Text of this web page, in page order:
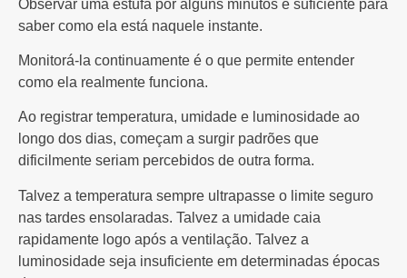
Observar uma estufa por alguns minutos é suficiente para
saber como ela está naquele instante.
Monitorá-la continuamente é o que permite entender
como ela realmente funciona.
Ao registrar temperatura, umidade e luminosidade ao
longo dos dias, começam a surgir padrões que
dificilmente seriam percebidos de outra forma.
Talvez a temperatura sempre ultrapasse o limite seguro
nas tardes ensolaradas. Talvez a umidade caia
rapidamente logo após a ventilação. Talvez a
luminosidade seja insuficiente em determinadas épocas